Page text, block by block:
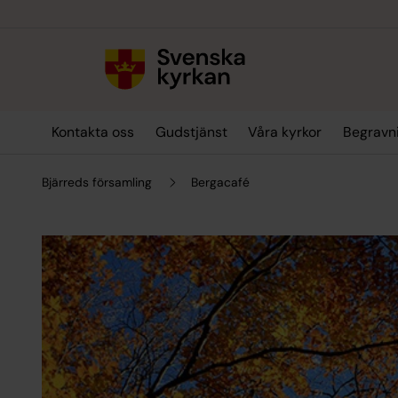
Kontakta oss Gudstjänst Våra kyrkor
Bjärreds församling Bergacafé